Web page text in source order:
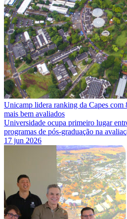
Unicamp lidera ranking da Capes com
mais bem avaliados
Universidade ocupa primeiro lugar
programas de pós-graduação na
17 jun 2026